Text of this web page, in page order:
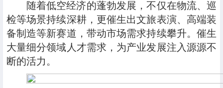
随着低空经济的蓬勃发展，不仅在物流、巡
检等场景持续深耕，更催生出文旅表演、高端装
备制造等新赛道，带动市场需求持续攀升。催生
大量细分领域人才需求，为产业发展注入源源不
断的活力。